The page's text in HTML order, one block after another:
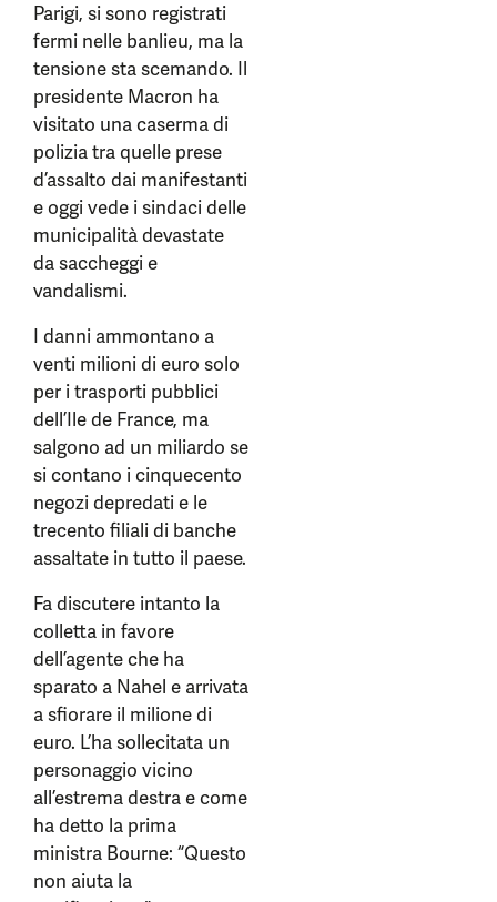
Parigi, si sono registrati
fermi nelle banlieu, ma la
tensione sta scemando. Il
presidente Macron ha
visitato una caserma di
polizia tra quelle prese
d’assalto dai manifestanti
e oggi vede i sindaci delle
municipalità devastate
da saccheggi e
vandalismi.
I danni ammontano a
venti milioni di euro solo
per i trasporti pubblici
dell’Ile de France, ma
salgono ad un miliardo se
si contano i cinquecento
negozi depredati e le
trecento filiali di banche
assaltate in tutto il paese.
Fa discutere intanto la
colletta in favore
dell’agente che ha
sparato a Nahel e arrivata
a sfiorare il milione di
euro. L’ha sollecitata un
personaggio vicino
all’estrema destra e come
ha detto la prima
ministra Bourne: “Questo
non aiuta la